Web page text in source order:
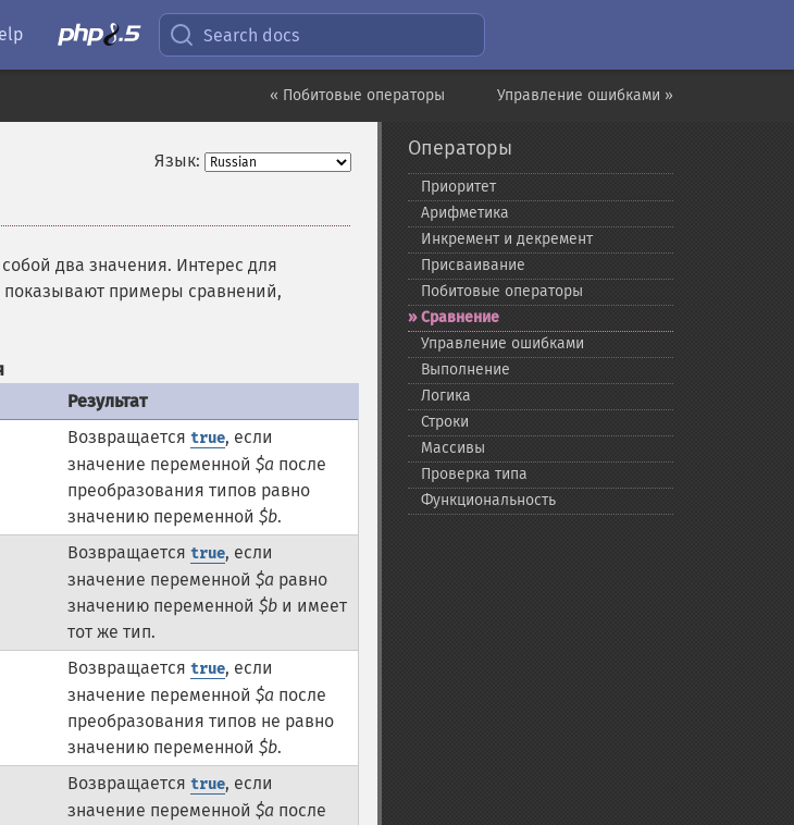
Search docs
Управление ошибками »
« Побитовые операторы
Язык:
два значения. Интерес для
показывают примеры сравнений,
Результат
Возвращаетсяtrue, если
значение переменной$a после
преобразования типов равно
значению переменной$b.
Возвращаетсяtrue, если
значение переменной$a равно
значению переменной$b и имеет
тот же тип.
Возвращаетсяtrue, если
значение переменной$a после
преобразования типов не равно
значению переменной$b.
Возвращаетсяtrue, если
значение переменной$a после
Операторы
Приоритет
Арифметика
Инкремент и декремент
Присваивание
Побитовые операторы
Сравнение
Управление ошибками
Выполнение
Логика
Строки
Массивы
Проверка типа
Функциональность